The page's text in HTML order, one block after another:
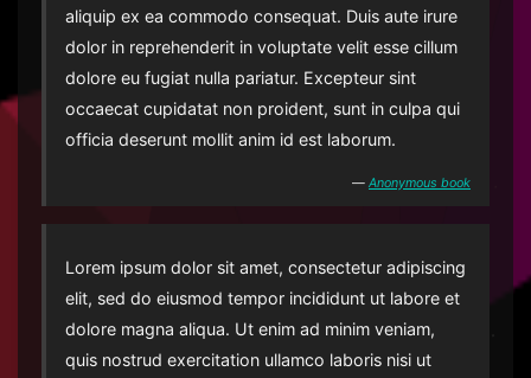
aliquip ex ea commodo consequat. Duis aute irure
dolor in reprehenderit in voluptate velit esse cillum
dolore eu fugiat nulla pariatur. Excepteur sint
occaecat cupidatat non proident, sunt in culpa qui
officia deserunt mollit anim id est laborum.
― Anonymous book
Lorem ipsum dolor sit amet, consectetur adipiscing
elit, sed do eiusmod tempor incididunt ut labore et
dolore magna aliqua. Ut enim ad minim veniam,
quis nostrud exercitation ullamco laboris nisi ut